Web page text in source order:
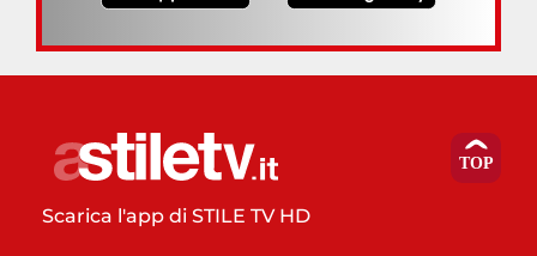
Scarica l'app di STILE TV HD